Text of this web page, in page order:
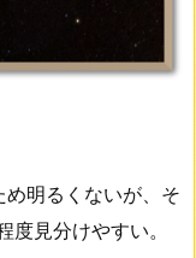
明るくないが、そ
見分けやすい。